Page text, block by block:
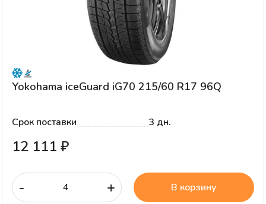
Yokohama iceGuard iG70 215/60 R17 96Q
Срок поставки 3 дн.
12 111 ₽
- + В корзину